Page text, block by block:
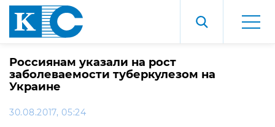
Россиянам указали на рост
заболеваемости туберкулезом на
Украине
30.08.2017, 05:24